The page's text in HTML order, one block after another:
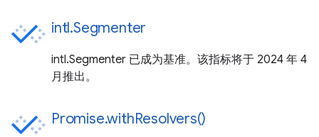
intl.Segmenter
intl.Segmenter 已成为基准。该指标将于 2024 年 4
月推出。
Promise.withResolvers()